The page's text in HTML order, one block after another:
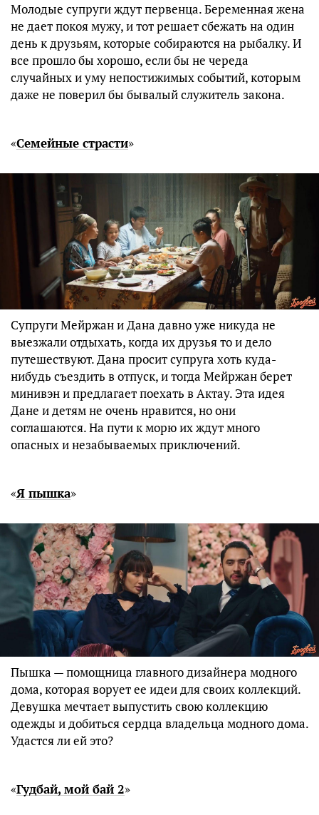
Молодые супруги ждут первенца. Беременная жена
не дает покоя мужу, и тот решает сбежать на один
день к друзьям, которые собираются на рыбалку. И
все прошло бы хорошо, если бы не череда
случайных и уму непостижимых событий, которым
даже не поверил бы бывалый служитель закона.
«Семейные страсти»
Супруги Мейржан и Дана давно уже никуда не
выезжали отдыхать, когда их друзья то и дело
путешествуют. Дана просит супруга хоть куда-
нибудь съездить в отпуск, и тогда Мейржан берет
минивэн и предлагает поехать в Актау. Эта идея
Дане и детям не очень нравится, но они
соглашаются. На пути к морю их ждут много
опасных и незабываемых приключений.
«Я пышка»
Пышка — помощница главного дизайнера модного
дома, которая ворует ее идеи для своих коллекций.
Девушка мечтает выпустить свою коллекцию
одежды и добиться сердца владельца модного дома.
Удастся ли ей это?
«Гудбай, мой бай 2»